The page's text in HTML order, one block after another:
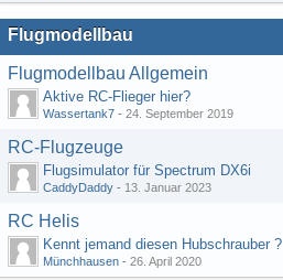
Flugmodellbau
Flugmodellbau Allgemein
Aktive RC-Flieger hier?
Wassertank7 - 24. September 2019
RC-Flugzeuge
Flugsimulator für Spectrum DX6i
CaddyDaddy - 13. Januar 2023
RC Helis
Kennt jemand diesen Hubschrauber ?
Münchhausen - 26. April 2020